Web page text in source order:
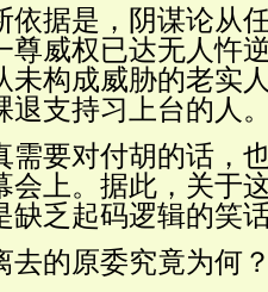
依据是，阴谋论从
尊威权已达无人忤
未构成威胁的老实
退支持习上台的人
需要对付胡的话，
会上。据此，关于
缺乏起码逻辑的笑
去的原委究竟为何